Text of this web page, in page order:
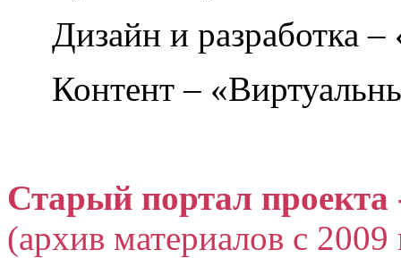
Дизайн и разработка
Контент –
Старый портал
(архив материалов с